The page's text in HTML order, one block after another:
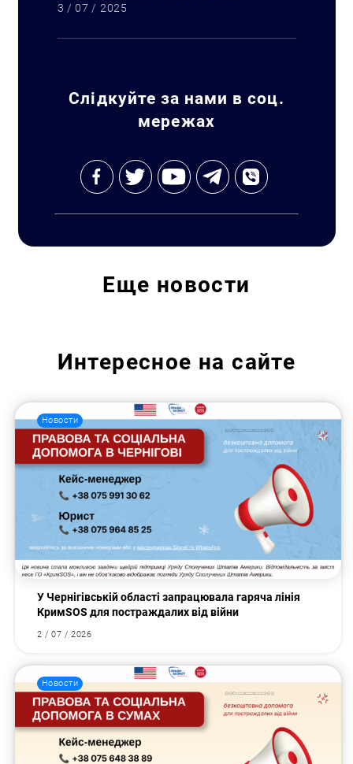
3 / 07 / 2025
Слідкуйте за нами в соц.
мережах
Еще новости
Интересное на сайте
Новости
У Чернігівській області запрацювала гаряча лінія
КримSOS для постраждалих від війни
2 / 07 / 2026
Новости